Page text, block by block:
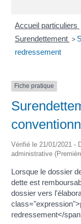
Accueil particuliers
Surendettement >
redressement
Fiche pratique
Vérifié le 21/01/2021 -
administrative
Lorsque le dossier
dette est
dossier vers
redressement</